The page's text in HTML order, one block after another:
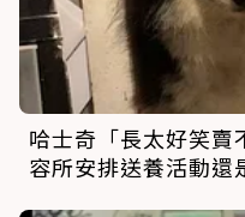
哈士奇「長太好笑賣
容所安排送養活動還